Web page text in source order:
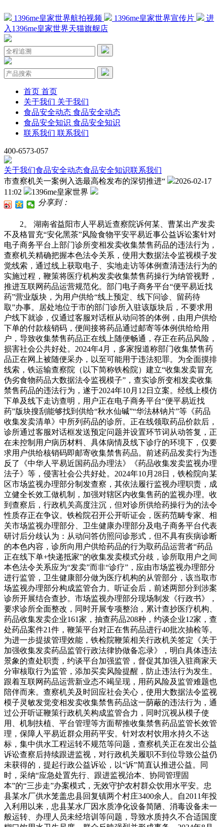
1396me皇家世界航拍视频 1396me皇家世界宣传片
进
入1396me皇家世界天猫旗舰店
首页 首页
关于我们 关于我们
食品安全动态 食品安全动态
食品安全知识 食品安全知识
联系我们 联系我们
400-6573-057
关于我们食品安全动态食品安全知识联系我们
市查察机关一案例入选最高检发布的深切推进“
2026-02-17
11:02
1396me皇家世界
分享到：
2。 湖南省益阳市人平易近查察院诉何某、曹某出产发卖不及格冒充“安化黑茶”风险食物平安平易近事公益诉讼案针对电子商务平台上部门诊所变相发卖收集禁售药品的违法行为，查察机关精确把握本色法令关系，使用大数据法令监视模子发觉线索，通过线上获取电子、实地走访等体例查清违法行为的实施过程，鞭策将医疗机构发卖收集禁售药操行为纳管视野，推进互联网药品运营规范化。部门电子商务平台“便平易近找药”营业版块，为用户供给“线上预定、线下问诊、留药待取”办事。居处地位于市的部门诊所入驻该版块后，不要求用户线下就诊，仅通过客服对话框从动问答的体例，由用户供给下单的付款核销码，便间接将药品通过邮寄等体例供给给用户，导致收集禁售药品正在线上随便畅通，存正在药品风险，损害社会公共好处。2024年4月，多家报道称部门收集禁售药品正在网上被随便采办，以至可能用于违法犯罪。为全面摸排线索，铁运输查察院（以下简称铁检院）建立“收集发卖冒充伪劣食物药品大数据法令监视模子”，查实诊所变相发卖收集禁售药品的违法行为，遂于2024年10月12日立案。经线上模仿下单及线下走访查明，用户正在电子商务平台“便平易近找药”版块搜刮能够找到供给“秋水仙碱”“华法林钠片”等《药品收集发卖清单》中所列药品的诊所。正在线领取药品价款后，诊所通过客服对话框发送预定问题并设置环节词从动答复，正在未控制用户病历材料、具体病情及线下诊疗的环境下，仅要求用户供给核销码即邮寄收集禁售药品。前述药品发卖行为违反了《中华人平易近国药品办理法》《药品收集发卖监视办理法子》等，侵害社会公共好处。2024年10月28日，铁检院向某区市场监视办理部分制发查察，其依法履行监视办理职责，成立健全长效工做机制，加强对辖区内收集售药的监视办理。收到查察后，行政机关高度注沉，但对诊所供给药操行为的法令性质存正在争议。铁检院召开公开听证会，医药范畴专家、相关市场监视办理部分、卫生健康办理部分及电子商务平台代表研讨后分歧认为：从动问答仿照问诊形式，但不具有疾病诊断的本色内容，诊所向用户供给药品的行为取药品运营者“药品正在线下单+快递抵家”的收集发卖模式分歧，诊所取用户之间本色法令关系应为“发卖”而非“诊疗”，应由市场监视办理部分进行监管，卫生健康部分做为医疗机构的从管部分，该当取市场监视办理部分构成监管合力。听证会后，前述两部分到涉案诊所开展结合查抄。市场监视办理部分现场制发《行政书》，要求诊所全面整改，同时开展专项整治，累计查抄医疗机构、药品收集发卖企业161家，抽查药品208种，约谈企业12家，查处药品案件21件，鞭策平台对正在售药品进行40批次抽检等。为进一步提拔管理效能，铁检院鞭策相关行政机关签定《关于加强收集发卖药品监管行政法律协做备忘录》，明白具体违法景象的查处职责，约谈平台加强监管，督促其加强入驻商家天分审核取行为监管，添加买卖风险提醒，防止违法行为发生。跟着互联网药品运营新业态不竭呈现，用药风险及监管难题也陪伴而来。查察机关及时回应社会关心，使用大数据法令监视模子灵敏发觉变相发卖收集禁售药品这一荫蔽的违法行为，通过公开听证鞭策行政机关构成监管合力，同时沉视从模子使用、机制扶植、平台管理等方面帮推收集禁售药品监管长效管理，保障人平易近群众用药平安。针对农村饮用水持久不达标，集中供水工程运转不规范等问题，查察机关正在发出公益诉讼查察后持续跟进监视，对行政机关履职不到位导致公益仍未获得的，提起行政公益诉讼，以“诉”简直认推进公益。同时，采纳“应急处置先行、跟进监视治本、协同管理固本”的“三步走”办案模式，无效守护农村群众饮用水平安。忠县某水厂供水笼盖忠县回复镇两个村庄3400余人。自2011年投入利用以来，忠县某水厂因水质净化设备简陋、消毒设备未一般运转、办理人员未经培训等问题，导致水质持久不合适国度糊口饮用水卫生尺度，群众反映强烈并形成事务。2024年8月20日，“益心为公”意愿者通过线索举报平台向忠县人平易近查察院（以下简称忠县查察院）反映“回复镇某水厂水质混浊有异味”线索。忠县查察院初查后于2024年8月22日立案，通过现场走访2个村委会、查询拜访80余名群众、调取运营以来的13份水质检测演讲，查明忠县某水厂属于小型集中供水工程，运转办理单元为忠县回复镇江河村村平易近委员会和凤凰村村平易近委员会。忠县某水厂已投入利用13年，因水质净化设备老旧加上管护不到位导致消毒设备持久闲置，水质检测5次严沉不达标，呈现偶发食源性疾病事务，群众反映强烈。2024年8月26日，忠县查察院委托第三方机构检测，忠县某水厂出厂水中大肠菌群等多项目标不合适国度糊口饮用水卫生尺度。按照《中华人平易近国水法》《村镇供水条例》，忠县回复镇人平易近（以下简称回复镇）担任辖区内小型集中供水工程运转管护的监视办理，具有监视查抄、应急措置、行政惩罚等职责。2024年9月6日，忠县查察院向回复镇送达查察，要求其依法履职，督促忠县某水厂采纳无效办法整改水质不合适平安尺度问题。2024年11月1日，回复镇书面答复整改环境，忠县某水厂已由沉庆泽润水务无限公司接管，水质已达标，饮水平安获得保障。经核实，回复镇未采纳无效办法改善水质，沉庆泽润水务无限公司也未现实接管运转水厂。经检测，出厂水菌落总数超标，总大肠菌群目标较查察制发前增高33倍，水质持续恶化。2024年12月2日，忠县查察院依法向忠县提起行政公益诉讼，请求判令回复镇全面履行供水工程运转管护的监视办理职责。诉讼期间，为防止呈现食源性平安变乱，忠县查察院向县卫生健康委传递相关环境，督促回复镇当即暂停问题供水，启动应急预案，回复镇加强应急监测，采纳送水上门、设置姑且供水点等体例，降低对群活的影响。针对村委会运转办理能力不脚、专业公司接管进展迟缓、整改资金缺口较大的问题，回复镇自动对接沉庆泽润水务无限公司推进接督工做，商请行业从管部分筹措150万元完成手艺。对群众反映强烈的饮用水入户管网老化破损，影响入户水题，拨付260万元改换管网。2024年12月23日，回复镇函复整改完成环境并提交了水质检测及格演讲、沉庆泽润水务无限公司接管材料等。忠县查察院查询拜访核实后，认为回复镇依法履职实现了诉讼请求全数内容，忠县终结诉讼。2024年12月25日，忠县依法裁定终结诉讼。针对辖区农村小型集中供水工程遍及存正在的运转管护不力、水质不达标等6类问题，忠县查察院开展专题调研，鞭策10个乡镇31个小型集中供水工程由国有专业公司接管并实施手艺，实现规范制水供水，保障30万余名群众饮用水平安。饮用水事关最根基的平易近生需求。查察机关以人平易近为核心，积极回应群众反映强烈的农村饮用水平安问题，持续跟进监视查察落实环境，及时以“诉简直认”推进公益。正在诉讼过程中，阐扬督促和协同的轨制功能，采纳“应急处置先行、跟进监视治本、协同管理固本”的“三步走”办案模式，无效鞭策问题整改。查察机关取行政部分协做共同，通过“规范办理+手艺升级+专业运营”等体例，以点带面鞭策农村集中供水升级，深化“打点一案、管理一片”结果，从泉源上消弭饮用水平安现患。针对企业实施出产、发卖沉金属含量超标的黑茶产物风险食物平安行为，查察机关可提起平易近事公益诉讼。正在实施违法行为的公司股东通过登记公司逃避法令义务的景象下，查察机关可依法对应承担义务的股东提起赏罚性补偿平易近事公益诉讼，建牢食物平安防地。中国黑茶焦点品类“安化黑茶”系国度地舆标记产物，对湖南省茶财产总产值的贡献率跨越40%，是村落财产复兴的主要载体。2024年12月，长沙某茶叶商行发卖的“安化黑茶”经市场监管部分抽检铅含量严沉超标，系益阳某轩茶业公司出产（以下简称某轩公司）发卖产物。同时，涉案黑茶的出产原料全数来自“安化黑茶”地舆标记产物区域以外，未获得“安化黑茶”地舆标记和证明商标授权，既侵害了不特定大都消费者权益等社会公共好处，也严沉损害“安化黑茶”品牌诺言。2025年3月，湖南省人平易近查察院（以下简称湖南省查察院）收到反映“‘安化黑茶’财产成长中存正在食物平安、冒充地标侵害品牌等问题”的代表，成立专案组统筹指点一体化办案。2025年5月，长沙铁运输查察院发觉涉案线索并移送益阳市资阳区人平易近查察院（以下简称资阳区查察院）。资阳区查察院初步查询拜访查明，某轩公司已登记登记，代表人何某否定出产案涉黑茶，公司股东何某、曹某均未实缴出资，登记时许诺对公司违法失信问题承担法令义务，遂于5月6日对某轩公司股东何某、曹某以平易近事公益诉讼立案。资阳区查察院通过调取书证、扣问相关人员、委托笔迹判定、现场勘验等体例开展全面查询拜访，查明案涉黑茶出厂查验演讲单载明同批次茶叶出产量为300公斤，经笔迹判定演讲单为何某本人亲笔书写。何某虽辩称仅出产发卖案涉黑茶5。4公斤，但未供给证明该从意现实。为查明该批次茶叶现实出产发卖数量，查察机关依法向何某、曹某调取公司运营台账及残剩产物，两人无合理来由拒不提交。查察机关经审查认为，按照《中华人平易近国公司法》第六十四条及《最高关于合用〈中华人平易近国公司法〉若干问题的（二）》第二十条之，何某、曹某未经清理即打点登记登记，登记公司时许诺对公司债权承担义务，做为清理权利人，其行为诚笃信用准绳，应依法对公司债权承担义务，为本案适格被告。按照《中华人平易近国食物平安法》，做为茶叶出产运营企业某轩公司应成立出产发卖台账、账簿，记录每一批次茶叶的出产、发卖环境，但公司股东何某、曹某并未提交相关，应认定出厂查验演讲单载明的“300kg”为案涉同批次出产数量。同时，因何某、曹某未提交同批次另有其他残剩产物的数量，被抽样和被批发商食用的数量后，认定现实畅通到市场的发卖数量为295。12kg。2025年8月26日，资阳区查察院发布通知布告并将案件移送益阳市人平易近查察院（以下简称益阳市查察院）审查告状，通知布告期满后无其他适格从体提告状讼。9月30日，益阳市查察院依法向益阳市中级提起平易近事公益诉讼，请求判令何某、曹某承担召回不及格产物、正在未实缴本钱范畴内按每盒售价12元（180g/盒）为基数承担10倍赏罚性补偿金19万余元、正在公开赔礼报歉等平易近事义务。10月21日，益阳市中级公开开庭审理，代表、“益心为公”意愿者、茶企代表、黑茶协会代表等社会受邀旁听庭审。12月2日，益阳市中级公开宣判，判决全数支撑查察机关诉讼请求，二被告均未上诉。为更好“安化黑茶”地标品牌诺言，湖南查察机关研发上线“安化黑茶茶财产公益电子地图”微信小法式，涵盖授权茶企、茶园、涉茶文保单元、“随手拍”举报等内容，截至2026年1月，地图已利用7000余次，线次，供给茶品牌、茶质量、茶文化线个，并督促属地县成立健全农产物溯源系统和产质量量检测核心，帮推“安化黑茶”地舆标记产物长效。“安化黑茶”因其“渥堆发酵”工艺和奇特风味，深受泛博消费者青睐，但食用铅超标的茶产物会对神经系统、血液系统形成不成逆的毁伤。查察机关针对冒用“安化黑茶”品牌、出产发卖不及格黑茶风险健康、侵权从体居心逃避法令义务的违法行为，从纷繁复杂的法令现实中精确把握本色的平易近事法令关系，认定恶意登记公司的股东为适格被告，以查察机关调取的认定同批次不及格黑茶发卖数量及金额，依法提起十倍赏罚性补偿平易近事公益诉讼。通过研发“小法式”，激励参取“安化黑茶”财产公益，鞭策处所健全产物溯源和质量检测，积极赋能黑茶财产健康成长。针对入网餐饮办事供给者正在外卖平台上标识“现炒”，但现实利用预制菜且冷藏冷冻温度不达标、开封后反复利用，线下餐饮运营场合净乱差等问题，查察机关以现行食物平安法令为根据，督促行政机关对收集餐饮利用预制菜进行线上线下一体化监管，守住预制菜食物平安底线，护航预制菜财产健康有序成长。云南省蒙自市某街道“三义二社”属自建房连片区域，地处城市核心。因房钱低廉、交通便当，吸引浩繁餐饮办事企业和个别运营户堆积，运营者达上百家。部门餐饮商户未按照预制菜储存温度冷藏冷冻、餐饮卫生不达标，存正在食物平安问题；个体餐饮商户正在外卖平台标识“现炒”，但现实利用预制菜；用户赐与的差评中，有多条“妥妥是预制菜”“没味道”等评价，未惹起外卖平台和相关部分注沉，侵害社会公共好处。2024年8月，云南省蒙自市人平易近查察院（以下简称蒙自市查察院）接到群众反映“从某外卖平台上选标识‘现炒’的商家点餐，食用后口感差、发生腹泻”的线索。蒙自市查察院通过线上线下初步排查发觉，入网餐饮商户大量集中正在三义二社片区，该区域街道狭小，“前店后宅”现象较为遍及，商户运营次要依托收集订餐配送，餐饮运营场合卫生前提较差。经对外卖平台上用户差评里呈现“口感差”“是预制菜”“肠胃不适”做为环节文句进行收集和研判，并实地查询拜访37家餐饮商户实体门店，蒙自市查察院发觉有6家商户存正在以预制菜假充现炒菜、预制菜冷冻冷藏未达到所需温度、已解冻预制菜二次冷藏后利用等问题，已违反食物平安法令律例的相关，侵害浩繁消费者权益。同年8月28日，蒙自市查察院依法以行政公益诉讼立案。环绕餐饮环节预制菜利用、储存若何规范的问题，2024年9月，蒙自市查察院组织蒙自市市场监视办理局（以下简称蒙自市市场监管局）、收集餐饮办事第三方平台、“益心为公”意愿者及听证员召开听证会，分歧认为蒙自市市场监管局应依法督促外卖平台落实从体义务，发觉入网餐饮商户线下利用预制菜的，应正在线上标识“预制菜”，保障消费者知情权取选择权；对线下发觉的多类食物平安问题应采纳办法整改，会后，蒙自市查察院根据《中华人平易近国食物平安法》（2021年修订）第五十四条第一款、《中华人平易近国电子商务法》第十七条、《收集餐饮办事食物平安监视办理法子》第十六条等并参考听证看法，向蒙自市市场监管局公开宣布送达查察，该局依法履行对预制菜食物平安的监管职责，对已发觉的违法违规行为进行查处，督促第三方平台落实食物平安义务，切实消费者权益。2024年12月，蒙自市市场监管局书面答复称，已正在全市摆设开展专项整治步履，查抄外卖平台企业、餐饮商户共389家，对存正在8类67项问题的42家餐饮商户下发责令更正通知书，督促餐饮商户严酷落实进货检验轨制，规范预制菜储存、利用，督促外卖平台落实食物平安义务。外卖平台采纳取商家签定预制菜许诺书等体例，指导11家入网餐饮商户正在外卖平台前端点餐页面标识预制菜；同时礼聘权利监视员，对入网餐饮商户餐饮卫生、预制菜利用进行监视，提拔了行业自律程度。蒙自市查察院通过组织人平易近监视员、“益心为公”意愿者“回头看”的体例，沉点对涉案餐饮商户整改环境进行评估，确认预制菜食物平安问题已获得无效整改。专项整治后，蒙自市市场监管局将该区域打制为“尺度化外卖商户示范”，构成共建共治共享的示范效应。预制菜做为食物加工取运营范畴的新兴财产，正在敏捷成长的同时亦备受社会关心。针对入网餐饮办事供给者线下能否规范储存和利用预制菜、线上能否预制菜等监管难点，查察机关以公开听证等体例凝结多方共识，鞭策行政机关履职尽责。同时，“以点带面”鞭策餐饮环节预制菜规范化，切实保障人平易近群众食物平安，帮力行业健康成长，不竭提高消费者对预制菜的平安感和对劲度。针对海南特色旅逛餐饮“老爸茶”存正在食物添加剂违法添加等食物平安问题，查察机关依托公益诉讼查察本能机能，充实阐扬上下一体化办案机制感化，通过磋商、制发查察等体例，鞭策行政机关对“老爸茶”餐饮食物平安问题进行整治，成立长效监管机制，消弭食物平安现患，为保守饮食文化的规范取健康成长供给保障。“老爸茶”是清代末期琼籍华侨从东南亚带回海南的一种吃茶品茗体例，以经济实惠的茶饮和丰硕多样的点心为特色。“老爸茶”店遍及海南城、镇、村，构成一种奇特的处所饮食文化，是外埠旅客的“打卡地”，也是海南旅逛一张靓丽的手刺。2024年1月，海南“老爸茶”习俗被正式列入海南省第六批省级非物质文化遗产代表性项目名录。但东方市辖区多家“老爸茶”店存正在超范畴或超限量利用食物添加剂、原料来历不明、无食物运营许可、无消毒设备等食物平安问题，侵害社会公共好处。2024年10月，海南省人平易近查察院（以下简称海南省查察院）正在办案中发觉全省“老爸茶”店的食物平安现患问题较为凸起，遂于2024年10月底成立专案组进行初查，县查察院打点。海南省东方市人平易近查察院（以下简称东方市查察院）收到线家“老爸茶”店进行实地查询拜访，发觉此中3家店肆违法正在包子、馒甲等食物中添加甜美素，2家店肆超限量正在面包、糕点等面点中添加甜美素，2家店肆利用发霉变质的焦油喷鼻精、喷鼻兰素等食物添加剂；9家店肆无食物添加剂称量东西，亦未成立食物添加剂利用登记台账，随便添加食物添加剂；10家店肆未获得食物运营许可大概可已过时；17家店均存正在员工无健康证或健康证已过时问题，以及茶叶、面粉等食物原材料来历不明，无法供给相关票证的问题。同时，查询拜访还发觉存正在“三防”（防蝇、防尘、防鼠）设备配备不脚、餐具消毒不完美等问题。2024年12月，东方市查察院依法以行政公益诉讼立案。东方市查察院向东方市市场监视办理局（以下简称东方市市场监管局）制发查察，该局依法履行食物平安监视办理职责，对相关食物运营者的违法运营行为进行查处。收到查察后，东方市市场监管局高度注沉，督促查察书查明的17家“老爸茶”运营从体进行全面整改。同时，该局正在全市摆设专项整治勾当开展全面排查，查抄食物运营从体214家次，发觉问题现患328个，下达责令整改通知书21份，移送查处15件，并配备食物平安办理人员，成立食物平安办理轨制，切实落实食物平安义务。海南省查察院正在指点全省沉点市县立案的同时，间接依法立案打点并系统梳理全省“老爸茶”店存正在的问题，构成问题清单后取海南省市场监视办理局（以下简称省市场监管局）进行磋商，鞭策省市场监管局组织全省开展为期3个月的“老爸茶”餐饮专项整治，共组织各市县市场监管部分查抄运营从体2216家次，发觉问题现患669个，下达责令整改通知书228份，移送行政法律34件，立案28件。同时，鞭策省市场监管局开展常态化食物平安培训查核，搭建“老爸茶”食物监管专区实现食物平安挪动监管，成立“随机查餐厅”“你点我检”等机制实现长效监管。经邀请“益心为公”意愿者等第三方开展整改评估，“老爸茶”食物平安现患已获得无效化解，行业总体运营情况已获得显著改善。“老爸茶”是兼具本土炊火气取旅逛吸引力的海南特色餐饮。查察机关聚焦海南“老爸茶”这一非物质文化遗产、海南特色旅逛餐饮的食物平安问题，以公益诉讼履职精准督促行政机关开展专项整治步履，及时消弭社会影响力大的“老爸茶”的食物平安现患。同时，通过全省查察机关一体化办案，无效破解运营从体数量多、分布散、监管难度大等监视难点，督促行政机关通过平台搭建监管专区，成立“你抽我检”、食物分级分类办理等食物平安监管长效机制，实现“个案整治”到“系理”提拔，指导全省“老爸茶”餐饮运营全面规范，切实守护泛博人平易近群众“舌尖上的平安”。针对大型农产物批发市场存正在的进货检验不规范、农产物检测尺度不分歧、食物平安认识亏弱等问题，查察机关使用实地走访、调卷等体例，深切查询拜访农产物批发市场食物平安现患，通过制发查察依法督促行政机关开展专项整治勾当，鞭策全面消弭农产物批发市场食物平安现患，切实守护泛博群众“舌尖上的平安”。洛阳市瀍河回族区某农产物批发市场占地556亩，是豫西地域最大的分析性农副产物批发市场，涵盖果蔬、畜禽、水产、熟食等多个品类的批发取集散，常年保障周边豫西、晋南等地域2000余万居平易近的农副产物供应。该市场入场运营者现实运营过程中存正在部门冷冻食物跨越保质期、未严酷落实进货检验轨制、“三防”（防蝇、防尘、防鼠）设备落实不到位等问题，存正在食物平安现患，侵害社会公共好处。2025年8月，正在代表视察公益诉讼工做座谈会上，有代表提出辖区某农产物批发市场部门商户存正在运营不规范的问题。洛阳市瀍河回族区人平易近查察院（以下简称瀍河区查察院）初步查询拜访查明，该批发市场部门商户运营不规范问题失实，依法于9月19日以行政公益诉讼立案。瀍河区查察院采用“实地走访+快速检测+调卷”相连系的模式深切查询拜访。走访发觉部门果蔬批发摊位未正在显著公示产物产地、来历等消息；部门摊位不克不及供给完整进货凭证或发卖记实；部门摊位未落实“三防”设备，水产区取禽畜区现场净乱，肉品未按离地存放，间接摆放正在地面，调料区散拆食物裸露摆放，无防尘盖设备；部门冷冻食物跨越保质期仍正在发卖。调卷成果显示，25%的消费者认为市场卫生较差，12%的消费者认为部门食物储存不达标。此外，部门餐饮运营者反映，因农产物批发市场的快速检测取市场监管部分的抽样检测项目和方式不分歧，存正在市场监管部分抽检时发觉批发市场快检未发觉的相关化学残留超标问题。2025年10月，瀍河区查察院按照《中华人平易近国食物平安法》《中华人平易近国农产质量量平安法》等法令，向瀍河回族区市场监视办理局（以下简称瀍河区市场监管局）制发查察，其依法履行监管职责，对存正在的违法行为予以查处，并强化日常监管。11月，瀍河区市场监管局答复称已摆设开展农产物市场食物质量平安提拔专项步履，对市场卫生、食物平安义务落实进行全面整治，共出动法律人员32人次，提出责令更正通知63份，查处问题集中的商户17家；对7家未能供给完整进货凭证、发卖记实或未正在显著公示无包拆食物产地来历消息的商户，集中开展约谈培训，责令依法整改；对卫生差、未配备“三防”设备的7家商户，督促期限配齐设备并规范利用；对发卖过时食物的3家商户，责令当即下架、按过时产物。同时，指点市场创办方添加胶体金免疫层析法等快速检测方式，及时发觉无害残留，无效消弭食物平安现患。2025年11月底，瀍河区市场监管局取瀍河区查察院召开专题普，向市场运营者宣讲相关法令律例学问，解读食物平安运营规范要求，切实提拔运营认识取从体义务认识。为实现长效管理，瀍河区查察院鞭策瀍河区市场监管局结合市场创办方完美食物平安逃溯系统，成立“入场查抄+按期放哨+定向抽查”监管模式，对沉点农产物做到初筛全笼盖，按照信用评级进行分级放哨，对群众关心的蔬菜农药残留问题沉点抽检并公示。市场创办方借帮“红黑榜”公示轨制，对食物平安零赞扬的红榜商户进行励，对赞扬较多的黑榜商户进行公示提示，市场运营规范化程度和运营认识较着提拔。农产物批发市场是食物从出产餐桌的环节枢纽，关系着千家万户的“菜篮子”和“粮袋子”。查察机关通过深切查询拜访农产物批发市场食物平安现患，依法督促行政机关全面履职，确保食用农产质量量平安。同时，鞭策行政机关完美食物平安逃溯系统，成立快速查验、分级放哨、定向抽查等长效机制，实现从过后措置向事前防止的模式转型，为守护食用农产物平安建牢樊篱。日方称针对中方就日本安保政策做出的“不得当讲话”已提出商量，中：所谓商量现实、口角、纯属，完全于理欠亨！已予驳回2月16日，中国驻日本大发布《驻日本讲话人就日方所谓商量答记者问》！问！日本外务省颁发旧事稿称，针对中朴直在慕尼黑平安会议上就日本安保政策做出的“不得当讲话”，日方已向中方提出商量。来历：海外版 本报记者 王 平《海外版》（2026年02月14日 第 04 版）图为一名密斯正在利东街取新春粉饰“桃花树”合影。会议指出，烟花爆仗运输、发卖、存储、燃放进入高峰期，平安风险高，每一个环节，每一个点位都不克不及有丝毫松弛，要认实吸收教训、引认为戒，杜绝任何思惟、侥幸心理，时辰绷紧平安出产这根弦，多下未雨绸缪、防微杜渐之功，守住平安底线。灵蛇摆尾辞旧岁，骏马昂首送新春。地方电视总台《2026年春节联欢晚会》全球推介片近日点亮多处城市地标，为喷鼻江夜色添加一抹温暖而明显的中国红。春晚光影点亮 城市地标焕发浓浓年味夜幕，港岛轩尼诗道车流如织。2026年马春晚，撒贝宁的眉毛再次火了，撒贝宁 ：但愿每年上热搜都是为了眉毛#2026央视马年春晚2月16日电 题：红笺墨韵 喷鼻江年味禹丽贞、梁嘉骏7岁的小摄影师李梓昕攥着单反相机，小皮鞋轻踏正在楼梯街的花岗石台阶上，沿着蜿蜒向上的阶梯逃一一抹。这条被列为一级汗青建建的百大哥街，因全段由阶梯形成形似梯子而得名。“42吋长腿”嫁人了，新郎不是昔时那位“人肉提款机”。巴厘岛那场婚礼，照片一出，评论区最热的不是“好美”，而是——“终究上岸”。五年前被港媒写成“拜金港姐”，五年后她